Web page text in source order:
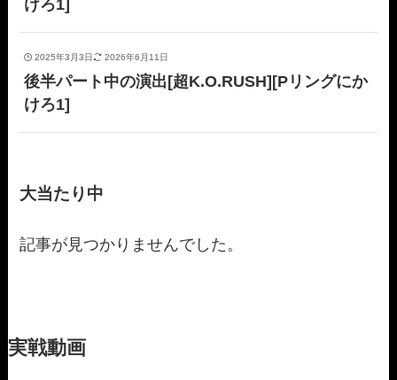
けろ1]
2025年3月3日 2026年6月11日
後半パート中の演出[超K.O.RUSH][Pリングにか
けろ1]
大当たり中
記事が見つかりませんでした。
実戦動画